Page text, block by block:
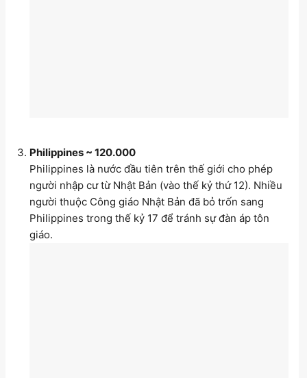
Philippines ~ 120.000
Philippines là nước đầu tiên trên thế giới cho phép
người nhập cư từ Nhật Bản (vào thế kỷ thứ 12). Nhiều
người thuộc Công giáo Nhật Bản đã bỏ trốn sang
Philippines trong thế kỷ 17 để tránh sự đàn áp tôn
giáo.